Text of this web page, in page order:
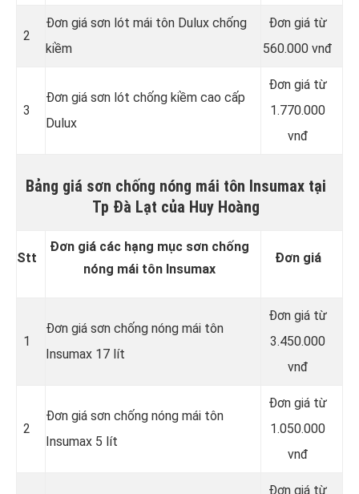
2
Đơn giá sơn lót mái tôn Dulux chống
kiềm
Đơn giá từ
560.000 vnđ
3
Đơn giá sơn lót chống kiềm cao cấp
Dulux
Đơn giá từ
1.770.000
vnđ
Bảng giá sơn chống nóng mái tôn Insumax tại
Tp Đà Lạt của Huy Hoàng
Stt
Đơn giá các hạng mục sơn chống
nóng mái tôn Insumax
Đơn giá
1
Đơn giá sơn chống nóng mái tôn
Insumax 17 lít
Đơn giá từ
3.450.000
vnđ
2
Đơn giá sơn chống nóng mái tôn
Insumax 5 lít
Đơn giá từ
1.050.000
vnđ
Đơn giá từ